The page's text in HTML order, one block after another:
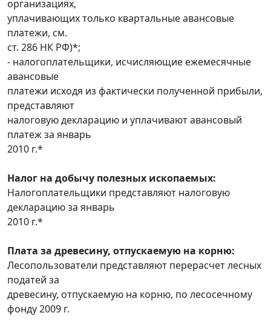
организациях,
уплачивающих только квартальные авансовые
платежи, см.
ст. 286 НК РФ)*;
- налогоплательщики, исчисляющие ежемесячные
авансовые
платежи исходя из фактически полученной прибыли,
представляют
налоговую декларацию и уплачивают авансовый
платеж за январь
2010 г.*
Налог на добычу полезных ископаемых:
Налогоплательщики представляют налоговую
декларацию за январь
2010 г.*
Плата за древесину, отпускаемую на корню:
Лесопользователи представляют перерасчет лесных
податей за
древесину, отпускаемую на корню, по лесосечному
фонду 2009 г.